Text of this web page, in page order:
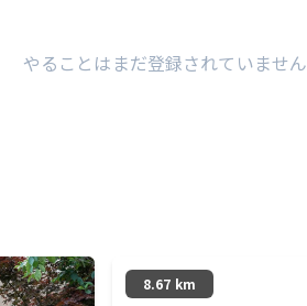
やることはまだ登録されていません
8.67 km